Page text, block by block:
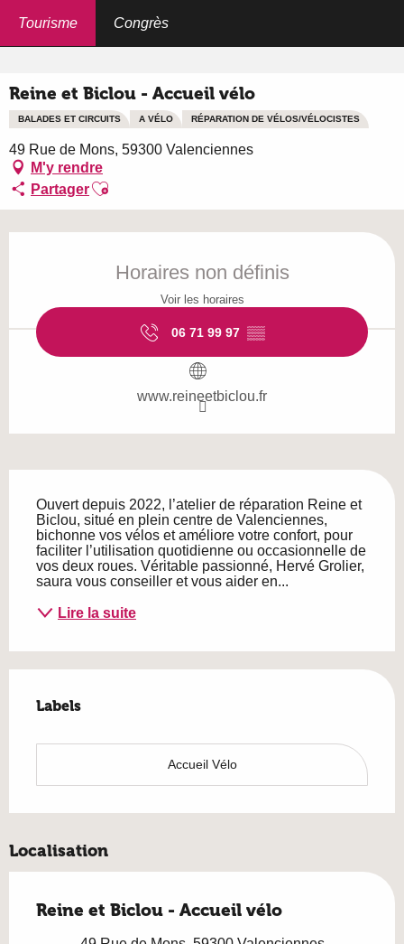
Tourisme Congrès
Reine et Biclou - Accueil vélo
BALADES ET CIRCUITS A VÉLO RÉPARATION DE VÉLOS/VÉLOCISTES
49 Rue de Mons, 59300 Valenciennes
M'y rendre
PartagerAjouter aux favoris
Horaires non définis
Voir les horaires
06 71 99 97 ▒▒
www.reineetbiclou.fr
Ouvert depuis 2022, l’atelier de réparation Reine et
Biclou, situé en plein centre de Valenciennes,
bichonne vos vélos et améliore votre confort, pour
faciliter l’utilisation quotidienne ou occasionnelle de
vos deux roues. Véritable passionné, Hervé Grolier,
saura vous conseiller et vous aider en...
Lire la suite
Labels
Labels
Accueil Vélo
Localisation
Reine et Biclou - Accueil vélo